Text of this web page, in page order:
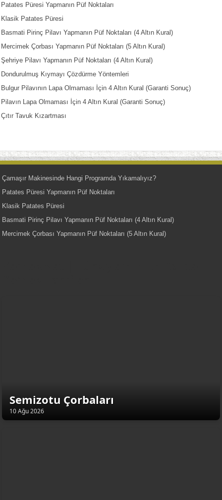
Patates Püresi Yapmanın Püf Noktaları
Klasik Patates Püresi
Basmati Pirinç Pilavı Yapmanın Püf Noktaları (4 Altın Kural)
Mercimek Çorbası Yapmanın Püf Noktaları (5 Altın Kural)
Şehriye Pilavı Yapmanın Püf Noktaları (4 Altın Kural)
Dondurulmuş Kıymayı Çözdürme Yöntemleri
Bulgur Pilavının Lapa Olmaması İçin 4 Altın Kural (Garanti Sonuç)
Pilavın Lapa Olmaması İçin 4 Altın Kural (Garanti Sonuç)
Çıtır Tavuk Kızartması
Çamaşır Makinesinde Hangi Programda Yıkamalıyız?
Patates Püresi Yapmanın Püf Noktaları
Klasik Patates Püresi
Basmati Pirinç Pilavı Yapmanın Püf Noktaları (4 Altın Kural)
Mercimek Çorbası Yapmanın Püf Noktaları (5 Altın Kural)
Semizotu Çorbaları
10 Ağu 2026